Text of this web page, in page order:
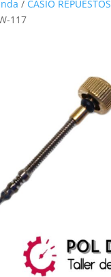
/ CASIO REPUESTOS
117